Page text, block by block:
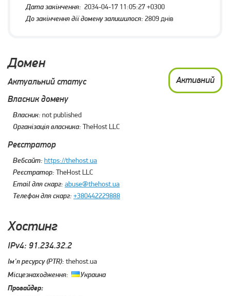
Дата закінчення: 2034-04-17 11:05:27 +0300
До закінчення дії домену залишилося:2809 днів
Домен
Актуальний статус
Активний
Власник домену
Власник:not published
Організація власника:TheHost LLC
Реєстратор
Вебсайт:https://thehost.ua
Реєстратор:TheHost LLC
Email для скарг:abuse@thehost.ua
Телефон для скарг:+380442229888
Хостинг
IPv4: 91.234.32.2
Ім'я ресурсу (PTR):thehost.ua
Місцезнаходження: Украина
Провайдер: